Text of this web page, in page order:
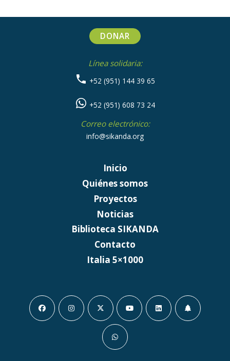
DONAR
Línea solidaria:
+52 (951) 144 39 65
+52 (951) 608 73 24
Correo electrónico:
info@sikanda.org
Inicio
Quiénes somos
Proyectos
Noticias
Biblioteca SIKANDA
Contacto
Italia 5×1000